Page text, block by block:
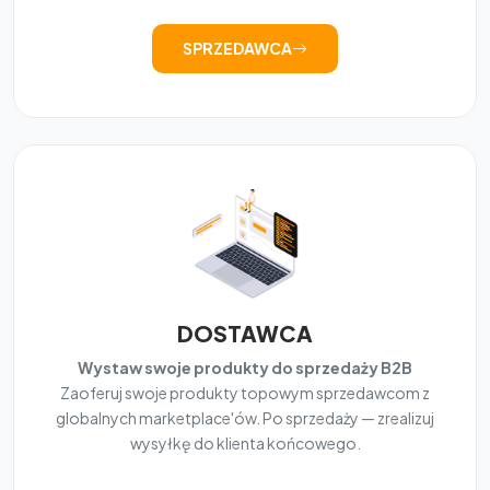
SPRZEDAWCA
DOSTAWCA
Wystaw swoje produkty do sprzedaży B2B
Zaoferuj swoje produkty topowym sprzedawcom z
globalnych marketplace'ów. Po sprzedaży — zrealizuj
wysyłkę do klienta końcowego.